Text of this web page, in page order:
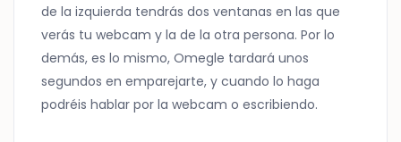
de la izquierda tendrás dos ventanas en las que
verás tu webcam y la de la otra persona. Por lo
demás, es lo mismo, Omegle tardará unos
segundos en emparejarte, y cuando lo haga
podréis hablar por la webcam o escribiendo.